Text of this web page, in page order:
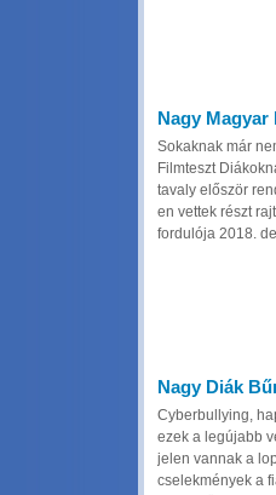
Nagy Magyar
Sokaknak már
Filmteszt
tavaly először
en vettek részt
fordulója 2018.
Nagy Diák
Cyberbullying,
ezek a legújabb
jelen vannak a
cselekmények a